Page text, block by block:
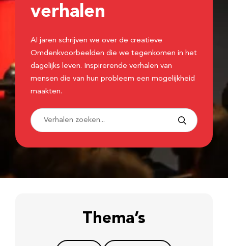
verhalen
Al jaren schrijven we over de creatieve
Omdenkvoorbeelden die we tegenkomen in het
dagelijks leven. Inspirerende verhalen van
mensen die van hun probleem een mogelijkheid
maakten.
Thema’s